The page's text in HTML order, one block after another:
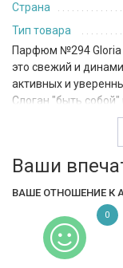
Страна
Тип товара
Парфюм №294 Gloria
это свежий и
активных и
Слоган "быть
Открывается
базилика,
которые окутывают
добавляют аромату
гармонично
более глубокий и
Семейство этого
Ваши
ВАШЕ ОТНОШЕНИЕ К
0